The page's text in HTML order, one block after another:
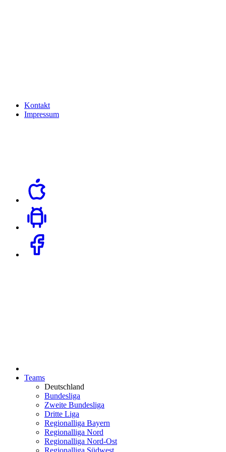
Kontakt
Impressum
Teams
Deutschland
Bundesliga
Zweite Bundesliga
Dritte Liga
Regionalliga Bayern
Regionalliga Nord
Regionalliga Nord-Ost
Regionalliga Südwest